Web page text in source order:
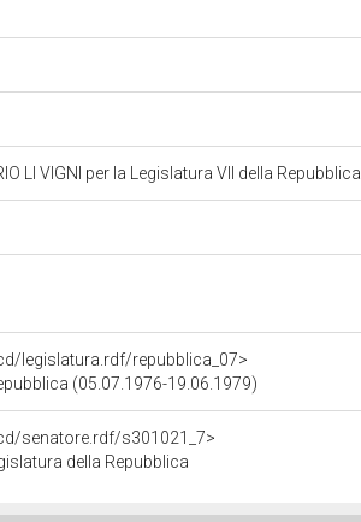
LI VIGNI per la Legislatura VII della Repubblica
legislatura.rdf/repubblica_07>
(05.07.1976-19.06.1979)
senatore.rdf/s301021_7>
della Repubblica